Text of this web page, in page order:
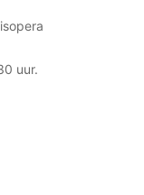
uur.